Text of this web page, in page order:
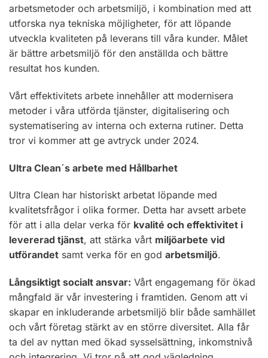
arbetsmetoder och arbetsmiljö, i kombination med att
utforska nya tekniska möjligheter, för att löpande
utveckla kvaliteten på leverans till våra kunder. Målet
är bättre arbetsmiljö för den anställda och bättre
resultat hos kunden.
Vårt effektivitets arbete innehåller att modernisera
metoder i våra utförda tjänster, digitalisering och
systematisering av interna och externa rutiner. Detta
tror vi kommer att ge avtryck under 2024.
Ultra Clean´s arbete med Hållbarhet
Ultra Clean har historiskt arbetat löpande med
kvalitetsfrågor i olika former. Detta har avsett arbete
för att i alla delar verka för kvalité och effektivitet i
levererad tjänst, att stärka vårt miljöarbete vid
utförandet samt verka för en god arbetsmiljö.
Långsiktigt socialt ansvar: Vårt engagemang för ökad
mångfald är vår investering i framtiden. Genom att vi
skapar en inkluderande arbetsmiljö blir både samhället
och vårt företag stärkt av en större diversitet. Alla får
ta del av nyttan med ökad sysselsättning, inkomstnivå